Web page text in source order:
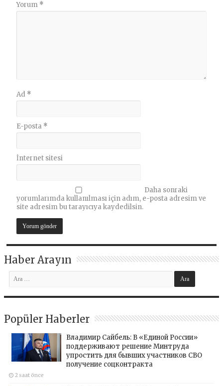
Yorum *
Ad *
E-posta *
İnternet sitesi
Daha sonraki
yorumlarımda kullanılması için adım, e-posta adresim ve
site adresim bu tarayıcıya kaydedilsin.
Haber Arayın
Popüler Haberler
Владимир Сайбель: В «Единой России»
поддерживают решение Минтруда
упростить для бывших участников СВО
получение соцконтракта
2 saat önce